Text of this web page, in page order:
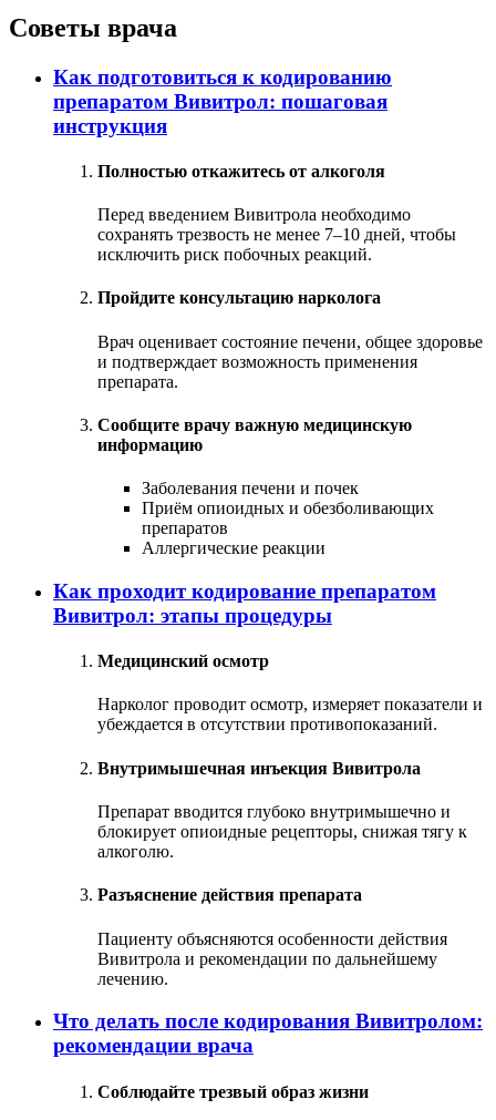
Советы врача
Как подготовиться к кодированию
препаратом Вивитрол: пошаговая
инструкция
Полностью откажитесь от алкоголя
Перед введением Вивитрола необходимо
сохранять трезвость не менее 7–10 дней, чтобы
исключить риск побочных реакций.
Пройдите консультацию нарколога
Врач оценивает состояние печени, общее здоровье
и подтверждает возможность применения
препарата.
Сообщите врачу важную медицинскую
информацию
Заболевания печени и почек
Приём опиоидных и обезболивающих
препаратов
Аллергические реакции
Как проходит кодирование препаратом
Вивитрол: этапы процедуры
Медицинский осмотр
Нарколог проводит осмотр, измеряет показатели и
убеждается в отсутствии противопоказаний.
Внутримышечная инъекция Вивитрола
Препарат вводится глубоко внутримышечно и
блокирует опиоидные рецепторы, снижая тягу к
алкоголю.
Разъяснение действия препарата
Пациенту объясняются особенности действия
Вивитрола и рекомендации по дальнейшему
лечению.
Что делать после кодирования Вивитролом:
рекомендации врача
Соблюдайте трезвый образ жизни